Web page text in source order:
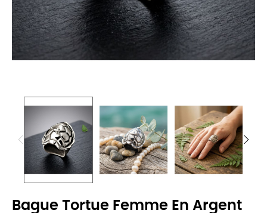
Bague Tortue Femme En Argent